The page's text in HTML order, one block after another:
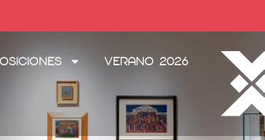
Verano 2026